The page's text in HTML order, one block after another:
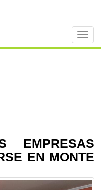
EMPRESAS
EN MONTE